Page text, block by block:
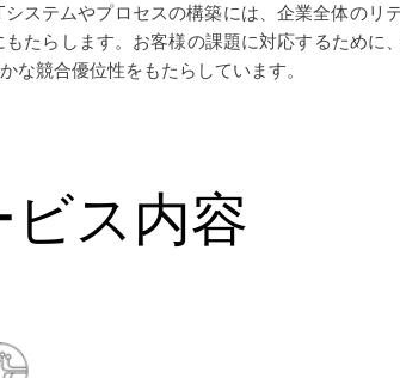
ステムやプロセスの構築には、企業全体のリ
たらします。お客様の課題に対応するために
な競合優位性をもたらしています。
ビス内容